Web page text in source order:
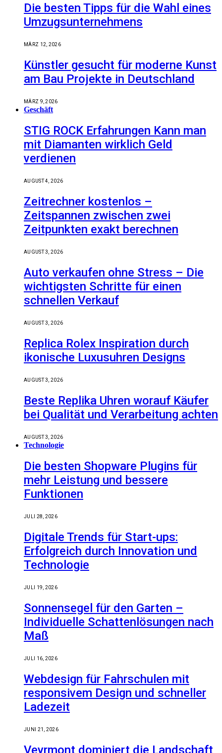
Die besten Tipps für die Wahl eines
Umzugsunternehmens
MÄRZ 12, 2026
Künstler gesucht für moderne Kunst
am Bau Projekte in Deutschland
MÄRZ 9, 2026
Geschäft
STIG ROCK Erfahrungen Kann man
mit Diamanten wirklich Geld
verdienen
AUGUST 4, 2026
Zeitrechner kostenlos –
Zeitspannen zwischen zwei
Zeitpunkten exakt berechnen
AUGUST 3, 2026
Auto verkaufen ohne Stress – Die
wichtigsten Schritte für einen
schnellen Verkauf
AUGUST 3, 2026
Replica Rolex Inspiration durch
ikonische Luxusuhren Designs
AUGUST 3, 2026
Beste Replika Uhren worauf Käufer
bei Qualität und Verarbeitung achten
AUGUST 3, 2026
Technologie
Die besten Shopware Plugins für
mehr Leistung und bessere
Funktionen
JULI 28, 2026
Digitale Trends für Start-ups:
Erfolgreich durch Innovation und
Technologie
JULI 19, 2026
Sonnensegel für den Garten –
Individuelle Schattenlösungen nach
Maß
JULI 16, 2026
Webdesign für Fahrschulen mit
responsivem Design und schneller
Ladezeit
JUNI 21, 2026
Veyrmont dominiert die Landschaft